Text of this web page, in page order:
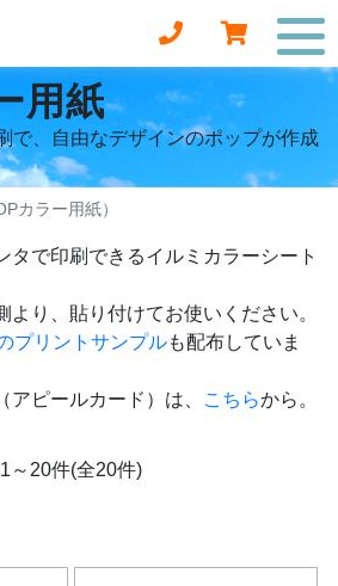
用紙
で、自由なデザインのポップが作成
カラー用紙）
タで印刷できるイルミカラーシート
より、貼り付けてお使いください。
プリントサンプルも配布していま
ピールカード）は、
こちらから。
1～20件(全20件)